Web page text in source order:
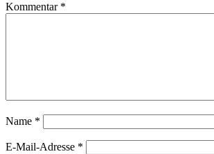
Kommentar *
Name *
E-Mail-Adresse *